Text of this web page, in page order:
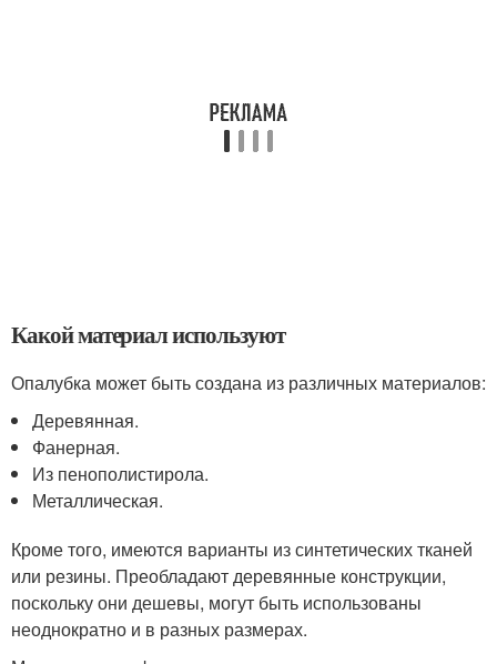
Какой материал используют
Опалубка может быть создана из различных материалов:
Деревянная.
Фанерная.
Из пенополистирола.
Металлическая.
Кроме того, имеются варианты из синтетических тканей
или резины. Преобладают деревянные конструкции,
поскольку они дешевы, могут быть использованы
неоднократно и в разных размерах.